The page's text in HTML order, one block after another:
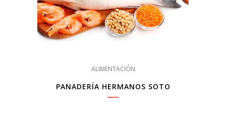
ALIMENTACIÓN
PANADERÍA HERMANOS SOTO